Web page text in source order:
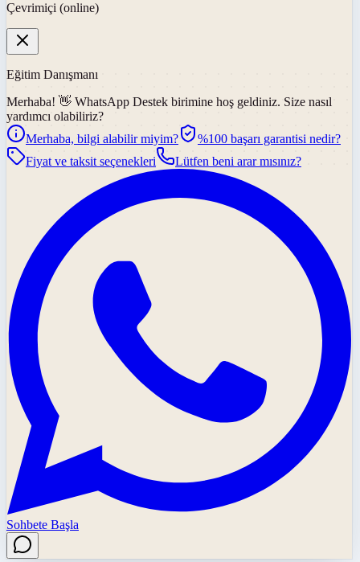
Çevrimiçi (online)
Eğitim Danışmanı
Merhaba! 👋 WhatsApp Destek birimine hoş geldiniz. Size nasıl
yardımcı olabiliriz?
Merhaba, bilgi alabilir miyim?
%100 başarı garantisi nedir?
Fiyat ve taksit seçenekleri
Lütfen beni arar mısınız?
Sohbete Başla